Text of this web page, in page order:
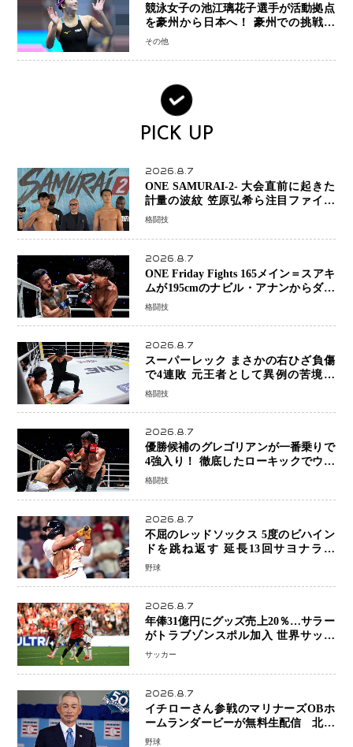
競泳女子の池江璃花子選手が活動拠点
を豪州から日本へ！ 豪州での挑戦を
糧に、28年ロサンゼルス五輪へ再始動
その他
PICK UP
2026.8.7
ONE SAMURAI-2- 大会直前に起きた
計量の波紋 笠原弘希ら注目ファイタ
ーは契約体重で決戦へ、山本歩夢と平
格闘技
2026.8.7
ONE Friday Fights 165メイン＝スアキ
ムが195cmのナビル・アナンからダウ
ン奪取！猛反撃を耐え抜き判定勝利、
格闘技
2026.8.7
スーパーレック まさかの右ひざ負傷
で4連敗 元王者として異例の苦境…
「アクシデント」でも消えない危険信
格闘技
2026.8.7
優勝候補のグレゴリアンが一番乗りで
4強入り！ 徹底したローキックでウス
ビャンを攻略、判定勝利
格闘技
2026.8.7
不屈のレッドソックス 5度のビハイン
ドを跳ね返す 延長13回サヨナラ勝
ち 吉田正尚選手も2安打1打点で貢献 4
野球
2026.8.7
年俸31億円にグッズ売上20％…サラー
がトラブゾンスポル加入 世界サッカ
ーは「五大リーグ一強」から新時代へ
サッカー
2026.8.7
イチローさん参戦のマリナーズOBホ
ームランダービーが無料生配信 北米
ならではの“魅せる興行”に世界が注目
野球